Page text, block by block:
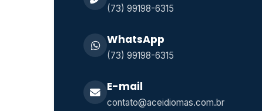
(73) 99198-6315
WhatsApp
(73) 99198-6315
E-mail
contato@aceidiomas.com.br